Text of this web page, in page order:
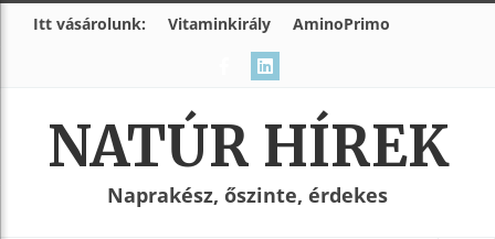
Itt vásárolunk: Vitaminkirály AminoPrimo
NATÚR HÍREK
Naprakész, őszinte, érdekes